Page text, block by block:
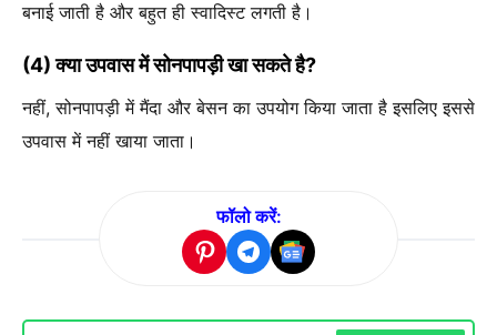
बनाई जाती है और बहुत ही स्वादिस्ट लगती है।
(4) क्या उपवास में सोनपापड़ी खा सकते है?
नहीं, सोनपापड़ी में मैंदा और बेसन का उपयोग किया जाता है इसलिए इससे
उपवास में नहीं खाया जाता।
फॉलो करें: